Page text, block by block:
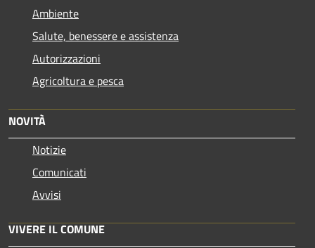
Ambiente
Salute, benessere e assistenza
Autorizzazioni
Agricoltura e pesca
NOVITÀ
Notizie
Comunicati
Avvisi
VIVERE IL COMUNE